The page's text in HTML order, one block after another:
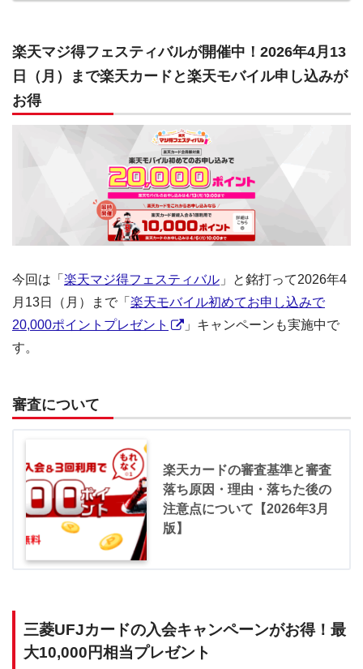
楽天マジ得フェスティバルが開催中！2026年4月13
日（月）まで楽天カードと楽天モバイル申し込みが
お得
今回は「 楽天マジ得フェスティバル 」と銘打って2026年4
月13日（月）まで「 楽天モバイル初めてお申し込みで
20,000ポイントプレゼント
」キャンペーンも実施中で
す。
審査について
楽天カードの審査基準と審査
落ち原因・理由・落ちた後の
注意点について【2026年3月
版】
三菱UFJカードの入会キャンペーンがお得！最
大10,000円相当プレゼント